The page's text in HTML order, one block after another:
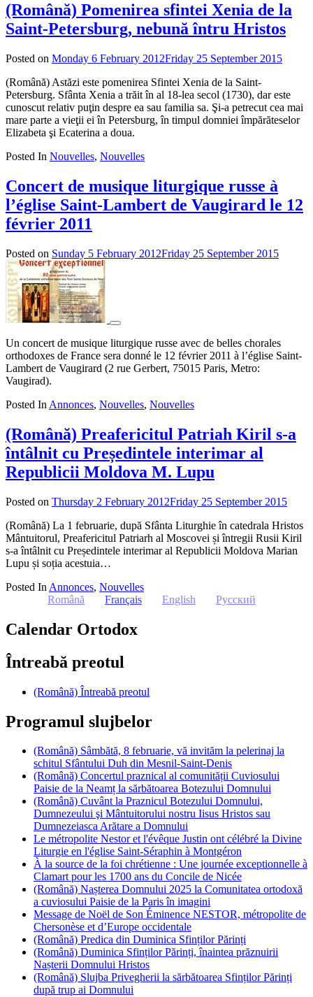
(Română) Pomenirea sfintei Xenia de la
Saint-Petersburg, nebună întru Hristos
Posted on Monday 6 February 2012Friday 25 September 2015
(Română) Astăzi este pomenirea Sfintei Xenia de la Saint-
Petersburg. Sfânta Xenia a trăit în al 18-lea secol (1730), dar este
cunoscut relativ puţin despre ea sau familia sa. Şi-a petrecut cea mai
mare parte a vieţii ei în Petersburg, în timpul domniei împărăteselor
Elizabeta şi Ecaterina a doua.
Posted In Nouvelles, Nouvelles
Concert de musique liturgique russe à
l’église Saint-Lambert de Vaugirard le 12
février 2011
Posted on Sunday 5 February 2012Friday 25 September 2015
Un concert de musique liturgique russe avec de belles chorales
orthodoxes de France sera donné le 12 février 2011 à l’église Saint-
Lambert de Vaugirard (2 rue Gerbert, 75015 Paris, Metro:
Vaugirad).
Posted In Annonces, Nouvelles, Nouvelles
(Română) Preafericitul Patriah Kiril s-a
întâlnit cu Președintele interimar al
Republicii Moldova M. Lupu
Posted on Thursday 2 February 2012Friday 25 September 2015
(Română) La 1 februarie, după Sfânta Liturghie în catedrala Hristos
Mântuitorul, Preafericitul Patriarh al Moscovei și întregii Rusii Kiril
s-a întâlnit cu Președintele interimar al Republicii Moldova Marian
Lupu și soția acestuia…
Posted In Annonces, Nouvelles
Română
Français English Русский
Calendar Ortodox
Întreabă preotul
(Română) Întreabă preotul
Programul slujbelor
(Română) Sâmbătă, 8 februarie, vă invităm la pelerinaj la
schitul Sfântului Duh din Mesnil-Saint-Denis
(Română) Concertul praznical al comunității Cuviosului
Paisie de la Neamț la sărbătoarea Botezului Domnului
(Română) Cuvânt la Praznicul Botezului Domnului,
Dumnezeului şi Mântuitorului nostru Iisus Hristos sau
Dumnezeiasca Arătare a Domnului
Le métropolite Nestor et l'évêque Justin ont célébré la Divine
Liturgie en l'église Saint-Séraphin à Montgéron
À la source de la foi chrétienne : Une journée exceptionnelle à
Clamart pour les 1700 ans du Concile de Nicée
(Română) Nașterea Domnului 2025 la Comunitatea ortodoxă
a cuviosului Paisie de la Paris în imagini
Message de Noël de Son Éminence NESTOR, métropolite de
Chersonèse et d’Europe occidentale
(Română) Predica din Duminica Sfinților Părinți
(Română) Duminica Sfinților Părinți, înaintea prăznuirii
Nașterii Domnului Hristos
(Română) Slujba Privegherii la sărbătoarea Sfinților Părinți
după trup ai Domnului